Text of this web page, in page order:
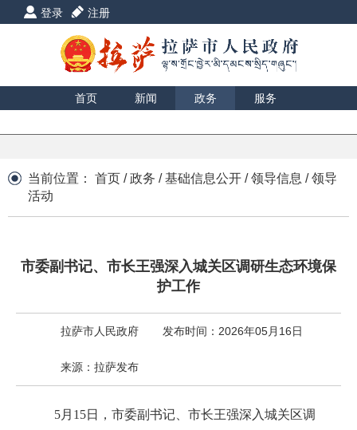
登录 注册
首页 新闻 政务
服务
当前位置： 首页 /政务 /基础信息公开 /领导信息 /领导
活动
市委副书记、市长王强深入城关区调研生态环境保
护工作
拉萨市人民政府 发布时间：2026年05月16日
来源：拉萨发布
5月15日，市委副书记、市长王强深入城关区调